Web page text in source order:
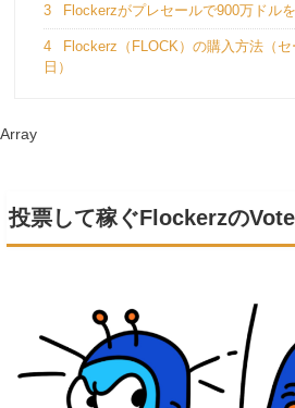
3 Flockerzがプレセールで900万ドルを
4
Flockerz（FLOCK）の購入方法（
日）
Array
投票して稼ぐFlockerzの